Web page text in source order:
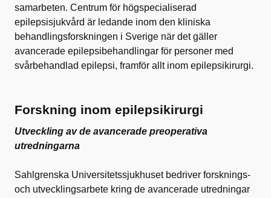
samarbeten. Centrum för högspecialiserad
epilepsisjukvård är ledande inom den kliniska
behandlingsforskningen i Sverige när det gäller
avancerade epilepsibehandlingar för personer med
svårbehandlad epilepsi, framför allt inom epilepsikirurgi.
Forskning inom epilepsikirurgi
Utveckling av de avancerade preoperativa
utredningarna
Sahlgrenska Universitetssjukhuset bedriver forsknings-
och utvecklingsarbete kring de avancerade utredningar